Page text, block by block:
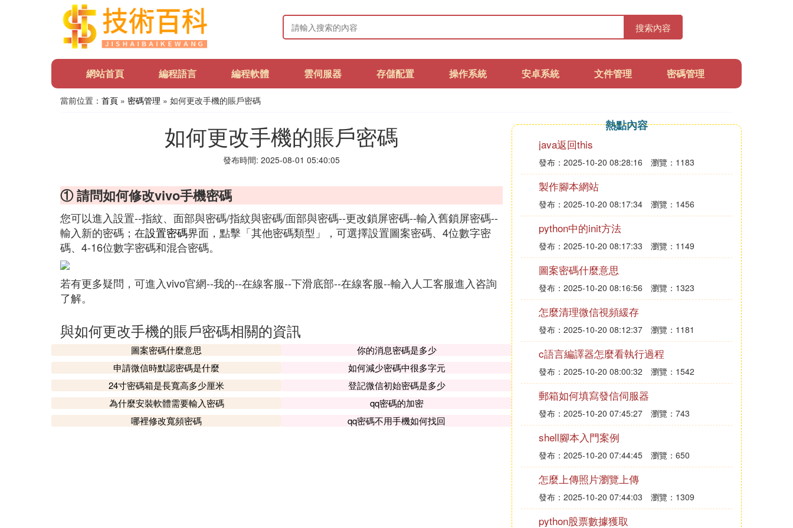
搜索內容
網站首頁 編程語言 編程軟體 雲伺服器 存儲配置 操作系統 安卓系統 文件管理 密碼管理
當前位置： 首頁 » 密碼管理 » 如何更改手機的賬戶密碼
如何更改手機的賬戶密碼
發布時間: 2025-08-01 05:40:05
① 請問如何修改vivo手機密碼
您可以進入設置--指紋、面部與密碼/指紋與密碼/面部與密碼--更改鎖屏密碼--輸入舊鎖屏密碼--
輸入新的密碼；在設置密碼界面，點擊「其他密碼類型」，可選擇設置圖案密碼、4位數字密
碼、4-16位數字密碼和混合密碼。
若有更多疑問，可進入vivo官網--我的--在線客服--下滑底部--在線客服--輸入人工客服進入咨詢
了解。
與如何更改手機的賬戶密碼相關的資訊
圖案密碼什麼意思
你的消息密碼是多少
申請微信時默認密碼是什麼
如何減少密碼中很多字元
24寸密碼箱是長寬高多少厘米
登記微信初始密碼是多少
為什麼安裝軟體需要輸入密碼
qq密碼的加密
哪裡修改寬頻密碼
qq密碼不用手機如何找回
熱點內容
java返回this
發布：2025-10-20 08:28:16 瀏覽：1183
製作腳本網站
發布：2025-10-20 08:17:34 瀏覽：1456
python中的init方法
發布：2025-10-20 08:17:33 瀏覽：1149
圖案密碼什麼意思
發布：2025-10-20 08:16:56 瀏覽：1323
怎麼清理微信視頻緩存
發布：2025-10-20 08:12:37 瀏覽：1181
c語言編譯器怎麼看執行過程
發布：2025-10-20 08:00:32 瀏覽：1542
郵箱如何填寫發信伺服器
發布：2025-10-20 07:45:27 瀏覽：743
shell腳本入門案例
發布：2025-10-20 07:44:45 瀏覽：650
怎麼上傳照片瀏覽上傳
發布：2025-10-20 07:44:03 瀏覽：1309
python股票數據獲取